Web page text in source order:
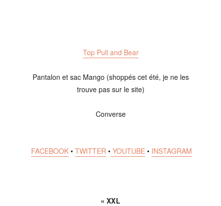
Top Pull and Bear
Pantalon et sac Mango (shoppés cet été, je ne les
trouve pas sur le site)
Converse
FACEBOOK• TWITTER•YOUTUBE• INSTAGRAM
« XXL